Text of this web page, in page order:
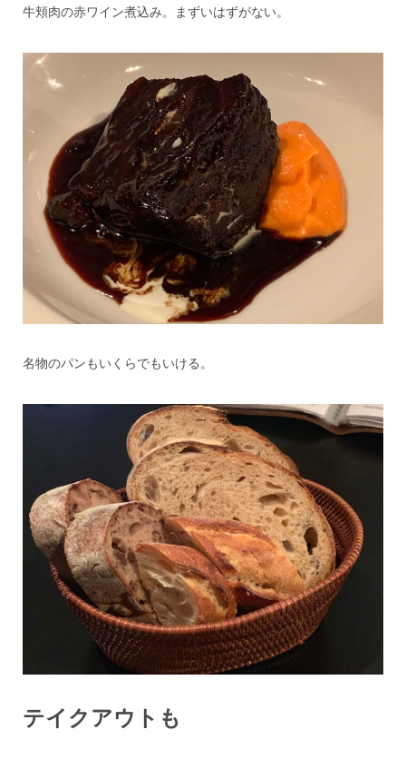
牛頬肉の赤ワイン煮込み。まずいはずがない。
名物のパンもいくらでもいける。
テイクアウトも